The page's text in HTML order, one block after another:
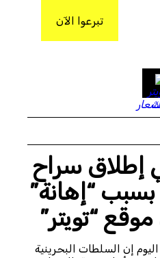
تبرعوا الآن
إطلاق سراح
“إهانة”
“تويتر”
إن السلطات البحرينية